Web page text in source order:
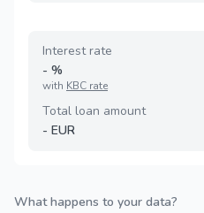
Interest rate
- %
with KBC rate
Total loan amount
- EUR
What happens to your data?